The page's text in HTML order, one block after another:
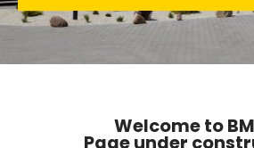
Welcome to
Page under